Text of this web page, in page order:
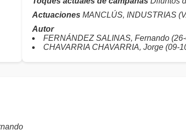
Actuaciones MANCLÚS, INDUSTRIAS
Autor
FERNÁNDEZ SALINAS, Fernando
CHAVARRIA CHAVARRIA, Jorge (09-